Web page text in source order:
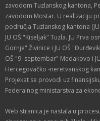
zavodom Tuzlanskog kantona,
zavodom Mostar. U realizaciju
područja Tuzlanskog kantona
JU OŠ "Kiseljak" Tuzla. JU Prva
Gornje" Živinice i JU OŠ
OŠ "9. septembar" Medakovo i
Hercegovačko -neretvanskog
Projekat se provodi uz
Federalnog ministarstva za
Web stranica je nastala u